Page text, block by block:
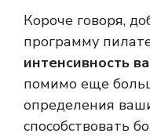
Короче говоря,
программу
интенсивность
помимо еще
определения
способствовать